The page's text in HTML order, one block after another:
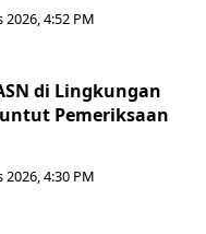
4:52 PM
di Lingkungan
Pemeriksaan
4:30 PM